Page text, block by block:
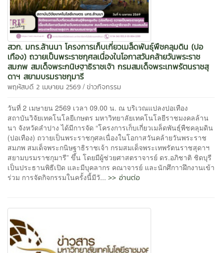
สวก. มทร.ล้านนา โครงการเก็บเกี่ยวเมล็ดพันธุ์พืชคลุมดิน (ปอ
เทือง) ถวายเป็นพระราชกุศลเนื่องในโอกาสวันคล้ายวันพระราช
สมภพ สมเด็จพระกนิษฐาธิราชเจ้า กรมสมเด็จพระเทพรัตนราชสุ
ดาฯ สยามบรมราชกุมารี
พฤหัสบดี 2 เมษายน 2569 / ข่าวกิจกรรม
วันที่ 2 เมษายน 2569 เวลา 09.00 น. ณ บริเวณแปลงปอเทือง
สถาบันวิจัยเทคโนโลยีเกษตร มหาวิทยาลัยเทคโนโลยีราชมงคลล้าน
นา จังหวัดลำปาง ได้มีการจัด “โครงการเก็บเกี่ยวเมล็ดพันธุ์พืชคลุมดิน
(ปอเทือง) ถวายเป็นพระราชกุศลเนื่องในโอกาสวันคล้ายวันพระราช
สมภพ สมเด็จพระกนิษฐาธิราชเจ้า กรมสมเด็จพระเทพรัตนราชสุดาฯ
สยามบรมราชกุมารี” ขึ้น โดยมีผู้ช่วยศาสตราจารย์ ดร.อภิชาติ ชิดบุรี
เป็นประธานพิธีเปิด และมีบุคลากร คณาจารย์ และนักศึกาาฝึกงานเข้า
ร่วม การจัดกิจกรรมในครั้งนี้มีวั... >> อ่านต่อ